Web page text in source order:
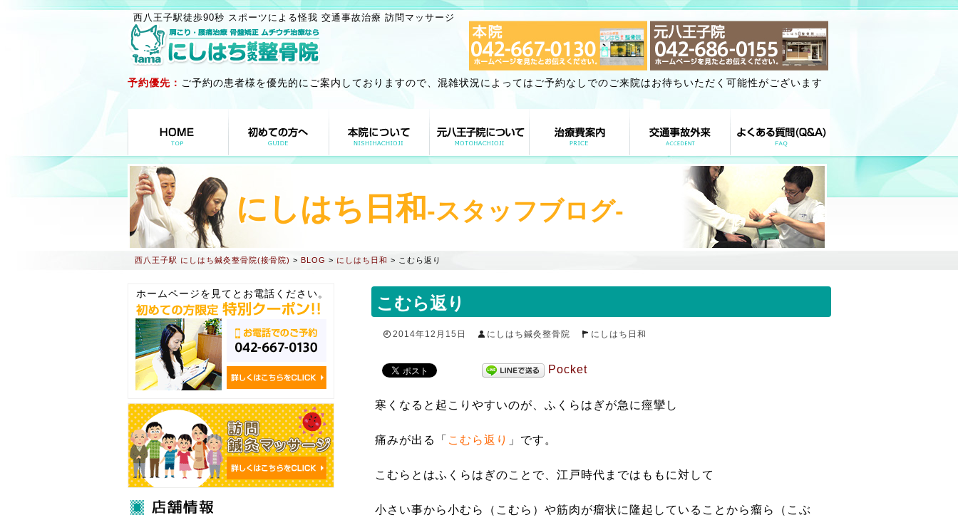
西八王子駅徒歩90秒 スポーツによる怪我 交通事故治療 訪問マッサージ
予約優先： ご予約の患者様を優先的にご案内しておりますので、混雑状況によってはご予約なしでのご来院はお待ちいただく可能性がございます
にしはち日和 -スタッフブログ-
西八王子駅 にしはち鍼灸整骨院(接骨院) > BLOG > にしはち日和 > こむら返り
こむら返り
2014年12月15日 にしはち鍼灸整骨院 にしはち日和
Pocket
寒くなると起こりやすいのが、ふくらはぎが急に痙攣し
痛みが出る「 こむら返り 」です。
こむらとはふくらはぎのことで、江戸時代まではももに対して
小さい事から小むら（こむら）や筋肉が瘤状に隆起していることから瘤ら（こぶ
ホームページを見てとお電話ください。